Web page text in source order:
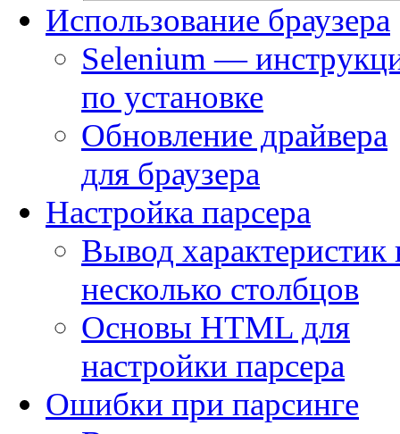
Использование браузера
Selenium —
по установке
Обновление драйвера
для браузера
Настройка парсера
Вывод характеристик
несколько столбцов
Основы HTML для
настройки парсера
Ошибки при парсинге